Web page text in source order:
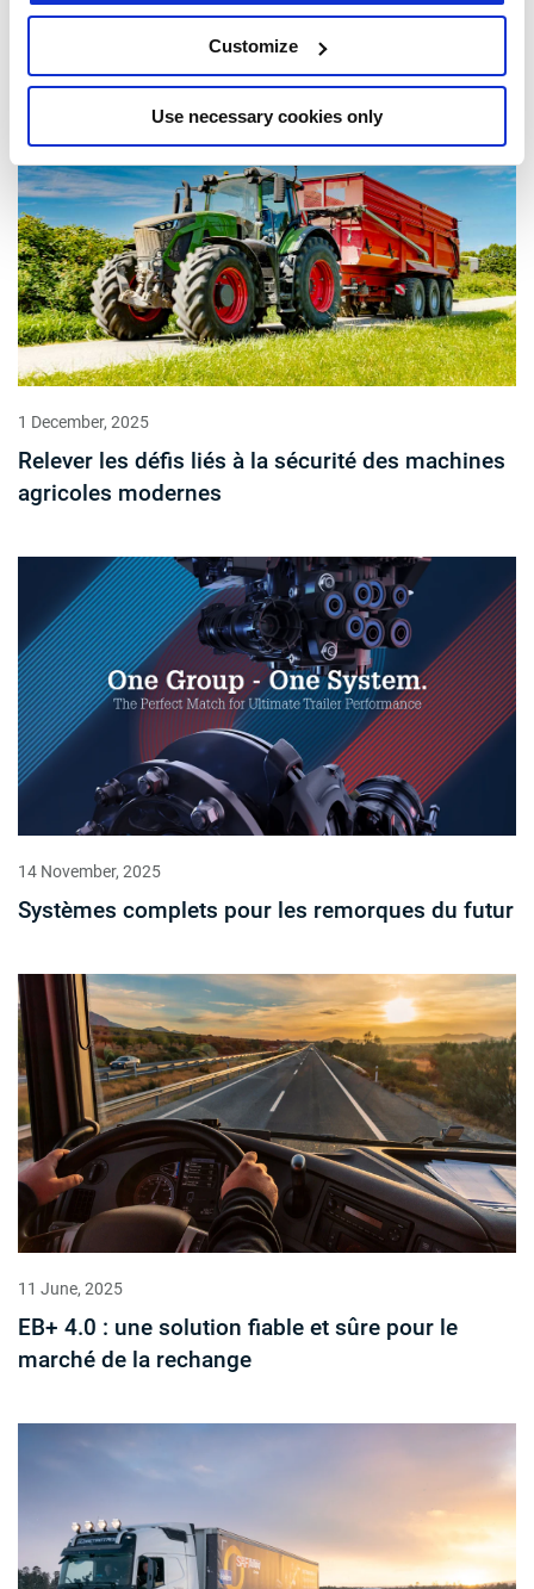
Customize
Use necessary cookies only
1 December, 2025
Relever les défis liés à la sécurité des machines
agricoles modernes
14 November, 2025
Systèmes complets pour les remorques du futur
11 June, 2025
EB+ 4.0 : une solution fiable et sûre pour le
marché de la rechange